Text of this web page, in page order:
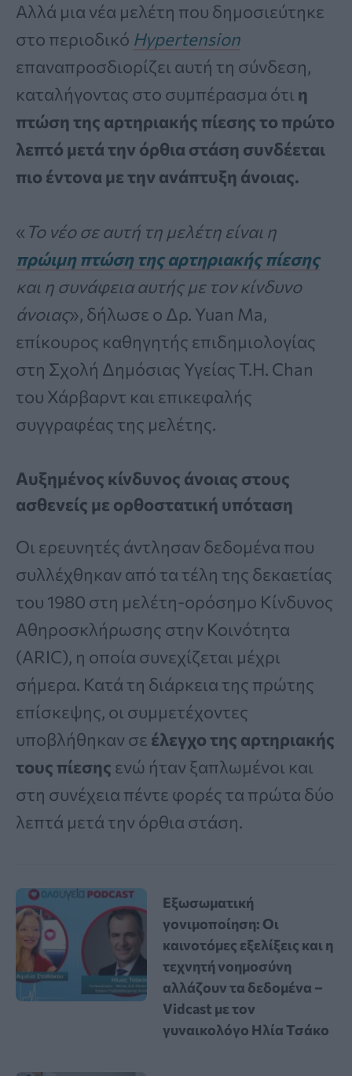
Αλλά μια νέα μελέτη που δημοσιεύτηκε
στο περιοδικό Hypertension
επαναπροσδιορίζει αυτή τη σύνδεση,
καταλήγοντας στο συμπέρασμα ότι η
πτώση της αρτηριακής πίεσης το πρώτο
λεπτό μετά την όρθια στάση συνδέεται
πιο έντονα με την ανάπτυξη άνοιας.
« Το νέο σε αυτή τη μελέτη είναι η
πρώιμη πτώση της αρτηριακής πίεσης
και η συνάφεια αυτής με τον κίνδυνο
άνοιας», δήλωσε ο Δρ. Yuan Ma,
επίκουρος καθηγητής επιδημιολογίας
στη Σχολή Δημόσιας Υγείας T.H. Chan
του Χάρβαρντ και επικεφαλής
συγγραφέας της μελέτης.
Αυξημένος κίνδυνος άνοιας στους
ασθενείς με ορθοστατική υπόταση
Οι ερευνητές άντλησαν δεδομένα που
συλλέχθηκαν από τα τέλη της δεκαετίας
του 1980 στη μελέτη-ορόσημο Κίνδυνος
Αθηροσκλήρωσης στην Κοινότητα
(ARIC), η οποία συνεχίζεται μέχρι
σήμερα. Κατά τη διάρκεια της πρώτης
επίσκεψης, οι συμμετέχοντες
υποβλήθηκαν σε έλεγχο της αρτηριακής
τους πίεσης ενώ ήταν ξαπλωμένοι και
στη συνέχεια πέντε φορές τα πρώτα δύο
λεπτά μετά την όρθια στάση.
Εξωσωματική
γονιμοποίηση: Οι
καινοτόμες εξελίξεις και η
τεχνητή νοημοσύνη
αλλάζουν τα δεδομένα –
Vidcast με τον
γυναικολόγο Ηλία Τσάκο